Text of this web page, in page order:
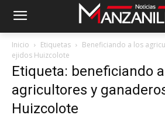
Inicio Etiquetas
Beneficiando a los
ejidos Huizcolote
Etiqueta: beneficiando
agricultores y
Huizcolote